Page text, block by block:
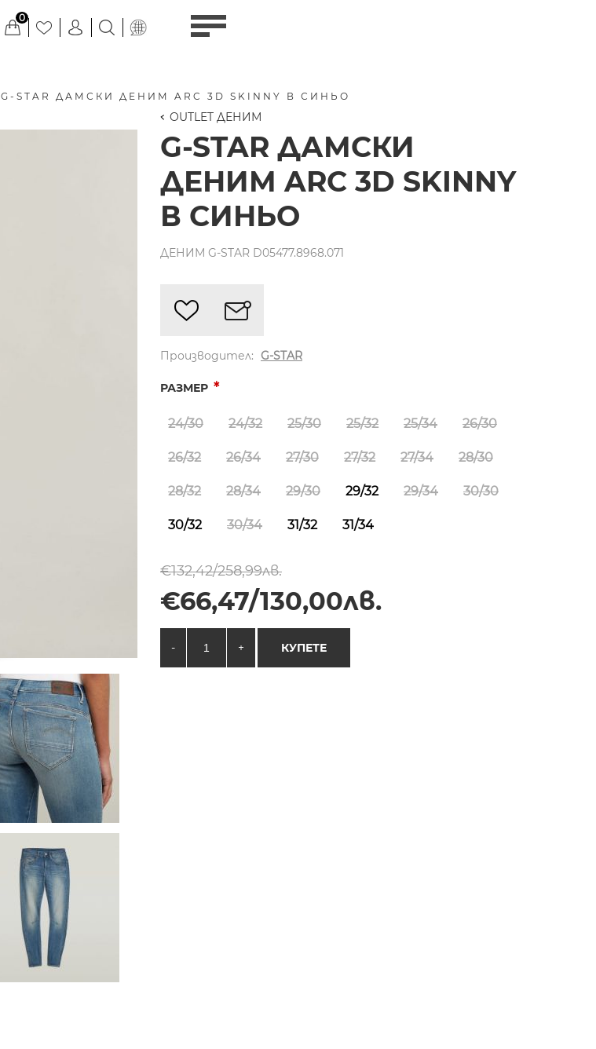
0
G-STAR ДАМСКИ ДЕНИМ ARC 3D SKINNY В СИНЬО
OUTLET ДЕНИМ
G-STAR ДАМСКИ
ДЕНИМ ARC 3D SKINNY
В СИНЬО
ДЕНИМ G-STAR D05477.8968.071
Производител: G-STAR
РАЗМЕР *
24/30 24/32 25/30 25/32 25/34 26/30
26/32 26/34 27/30 27/32 27/34 28/30
28/32 28/34 29/30 29/32 29/34 30/30
30/32 30/34 31/32 31/34
€132,42/258,99лв.
€66,47/130,00лв.
- + КУПЕТЕ